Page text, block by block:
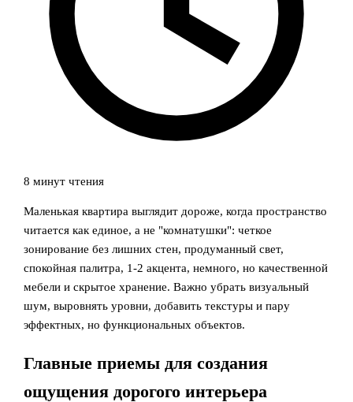
8 минут чтения
Маленькая квартира выглядит дороже, когда пространство
читается как единое, а не "комнатушки": четкое
зонирование без лишних стен, продуманный свет,
спокойная палитра, 1-2 акцента, немного, но качественной
мебели и скрытое хранение. Важно убрать визуальный
шум, выровнять уровни, добавить текстуры и пару
эффектных, но функциональных объектов.
Главные приемы для создания
ощущения дорогого интерьера